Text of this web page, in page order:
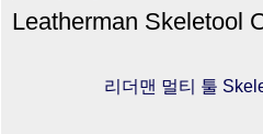
Leatherman Skeletool
리더맨 멀티 툴